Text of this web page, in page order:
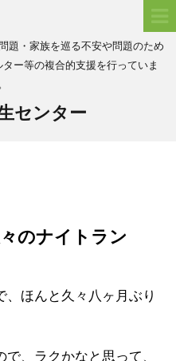
題・家族を巡る不安や問題のため
ー等の複合的支援を行っていま
センター
のナイトラン
ほんと久々八ヶ月ぶり
、ラクかなと思って、